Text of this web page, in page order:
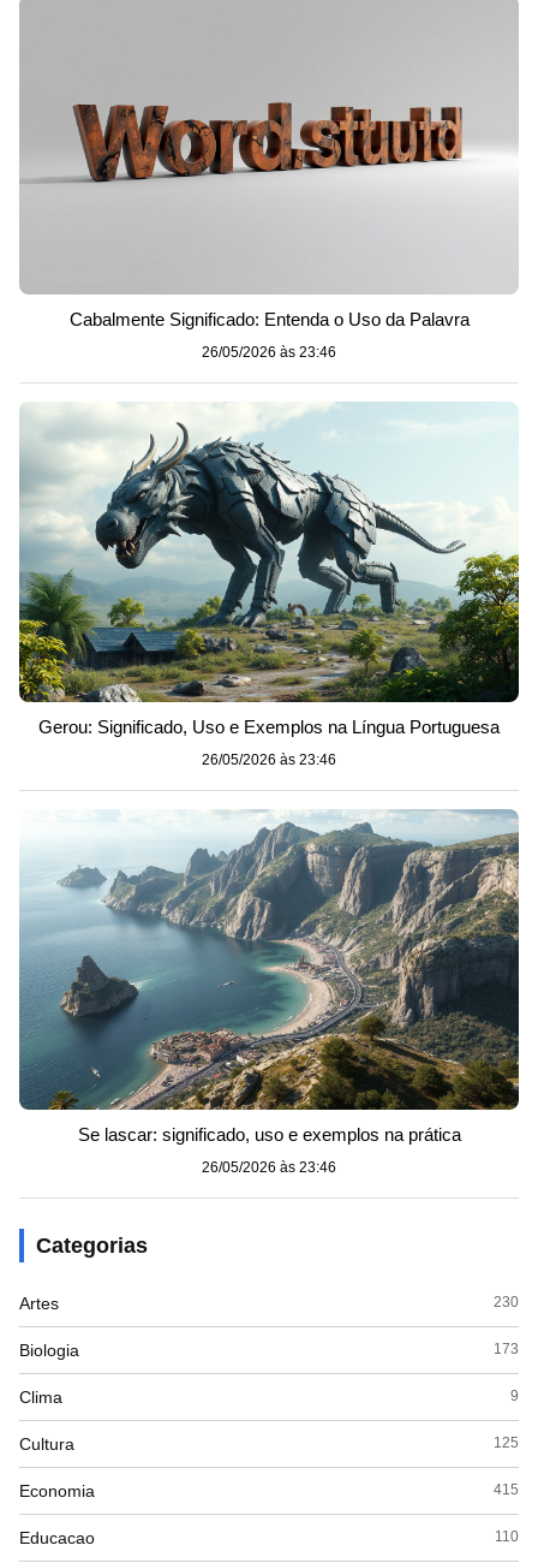
Cabalmente Significado: Entenda o Uso da Palavra
26/05/2026 às 23:46
Gerou: Significado, Uso e Exemplos na Língua Portuguesa
26/05/2026 às 23:46
Se lascar: significado, uso e exemplos na prática
26/05/2026 às 23:46
Categorias
Artes 230
Biologia 173
Clima 9
Cultura 125
Economia 415
Educacao 110